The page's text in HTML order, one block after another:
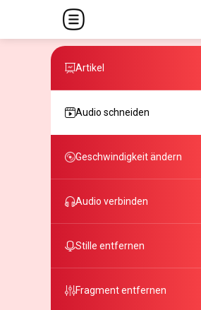
Artikel
Audio schneiden
Geschwindigkeit ändern
Audio verbinden
Stille entfernen
Fragment entfernen